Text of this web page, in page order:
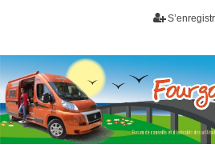
Fourgon-plaisir.com
Forum de conseils et d'entraide des
aménagés, vans et de camping-car.